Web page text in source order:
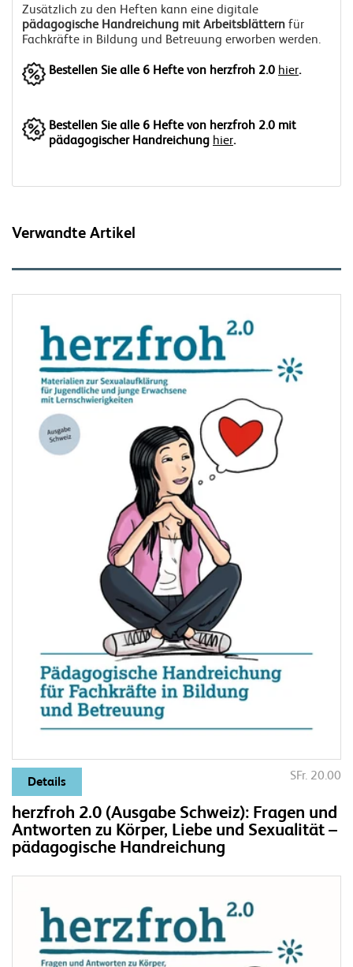
Zusätzlich zu den Heften kann eine digitale
pädagogische Handreichung mit Arbeitsblättern für
Fachkräfte in Bildung und Betreuung erworben werden.
Bestellen Sie alle 6 Hefte von herzfroh 2.0 hier.
Bestellen Sie alle 6 Hefte von herzfroh 2.0 mit
pädagogischer Handreichung hier.
Verwandte Artikel
Details SFr. 20.00
herzfroh 2.0 (Ausgabe Schweiz): Fragen und
Antworten zu Körper, Liebe und Sexualität –
pädagogische Handreichung